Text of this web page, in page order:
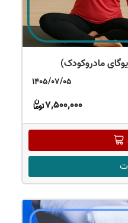
مادروکودک)
1405/07/05
7,500,000